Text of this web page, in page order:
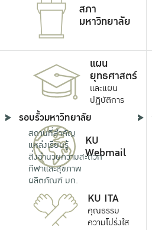
สภา
มหาวิทยาลัย
แผน
ยุทธศาสตร์
และแผน
ปฏิบัติการ
KU
Webmail
KU ITA
คุณธรรม
ความโปร่งใส
รอบรั้วมหาวิทยาลัย
สถานที่สำคัญ
แหล่งเรียนรู้
สิ่งอำนวยความสะดวก
กีฬาและสุขภาพ
ผลิตภัณฑ์ มก.